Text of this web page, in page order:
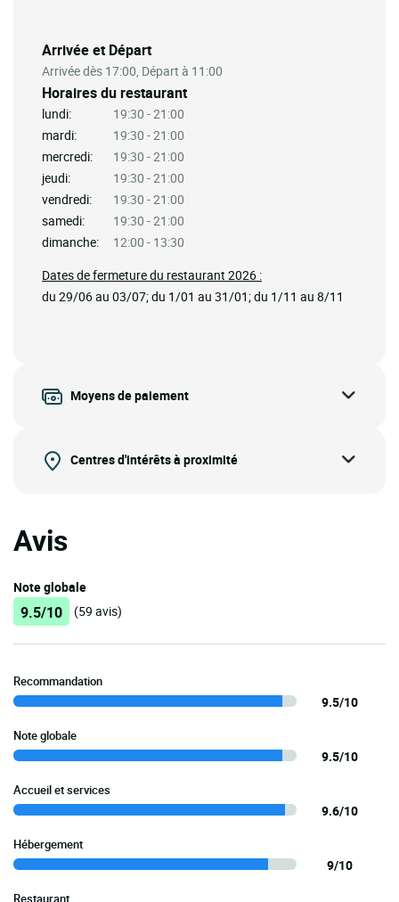
Arrivée et Départ
Arrivée dès 17:00, Départ à 11:00
Horaires du restaurant
lundi:
19:30 - 21:00
mardi:
19:30 - 21:00
mercredi:
19:30 - 21:00
jeudi:
19:30 - 21:00
vendredi:
19:30 - 21:00
samedi:
19:30 - 21:00
dimanche:
12:00 - 13:30
Dates de fermeture du restaurant 2026 :
du 29/06 au 03/07; du 1/01 au 31/01; du 1/11 au 8/11
Moyens de paiement
Centres d'intérêts à proximité
Avis
Note globale
9.5/10 (59 avis)
Recommandation
9.5/10
Note globale
9.5/10
Accueil et services
9.6/10
Hébergement
9/10
Restaurant